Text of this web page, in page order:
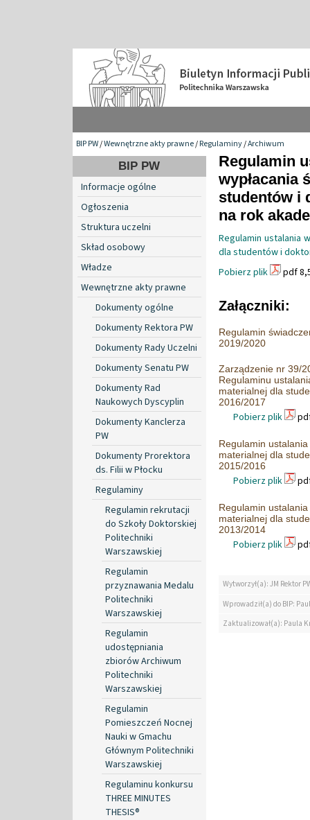
BIP PW/Wewnętrzne akty prawne/Regulaminy/Archiwum
BIP PW
Informacje ogólne
Ogłoszenia
Struktura uczelni
Skład osobowy
Władze
Wewnętrzne akty prawne
Dokumenty ogólne
Dokumenty Rektora PW
Dokumenty Rady Uczelni
Dokumenty Senatu PW
Dokumenty Rad
Naukowych Dyscyplin
Dokumenty Kanclerza
PW
Dokumenty Prorektora
ds. Filii w Płocku
Regulaminy
Regulamin rekrutacji
do Szkoły Doktorskiej
Politechniki
Warszawskiej
Regulamin
przyznawania Medalu
Politechniki
Warszawskiej
Regulamin
udostępniania
zbiorów Archiwum
Politechniki
Warszawskiej
Regulamin
Pomieszczeń Nocnej
Nauki w Gmachu
Głównym Politechniki
Warszawskiej
Regulaminu konkursu
THREE MINUTES
THESIS®
Regulamin
wypłacania
studentów i
na rok
Regulamin ustalania
dla studentów i
Pobierz plik
pdf
Załączniki:
Regulamin
2019/2020
Zarządzenie nr 39/
Regulaminu
materialnej dla
2016/2017
Pobierz plik
Regulamin
materialnej dla
2015/2016
Pobierz plik
Regulamin
materialnej dla
2013/2014
Pobierz plik
Wytworzył(a): JM Rektor
Wprowadził(a) do BIP:
Zaktualizował(a): Paula